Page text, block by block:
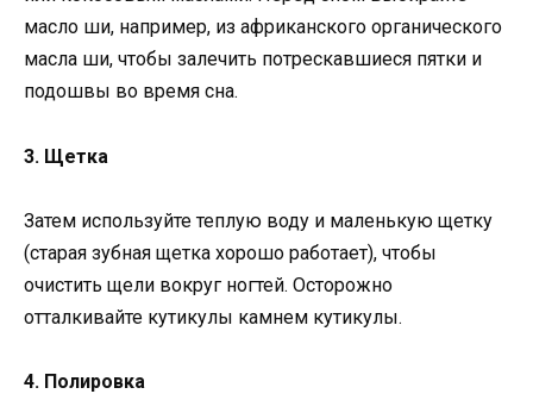
масло ши, например, из африканского органического
масла ши, чтобы залечить потрескавшиеся пятки и
подошвы во время сна.
3. Щетка
Затем используйте теплую воду и маленькую щетку
(старая зубная щетка хорошо работает), чтобы
очистить щели вокруг ногтей. Осторожно
отталкивайте кутикулы камнем кутикулы.
4. Полировка